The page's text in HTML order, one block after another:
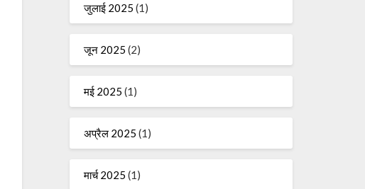
जुलाई 2025 (1)
जून 2025 (2)
मई 2025 (1)
अप्रैल 2025 (1)
मार्च 2025 (1)